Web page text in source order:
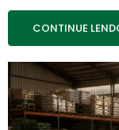
CONTINUE